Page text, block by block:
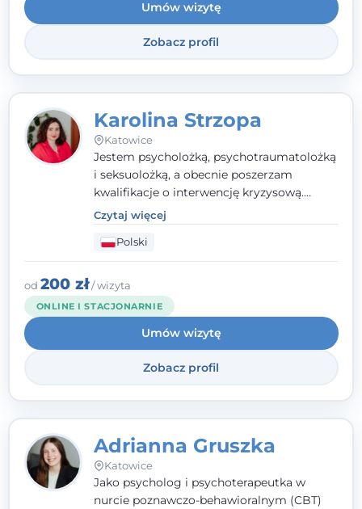
Umów wizytę
Zobacz profil
Karolina Strzopa
Katowice
Jestem psycholożką, psychotraumatolożką
i seksuolożką, a obecnie poszerzam
kwalifikacje o interwencję kryzysową.
Pracuję w nurcie terapii trzeciej fali, łącząc
metody o potwierdzonej skuteczności.
Towarzyszę młodzieży, dorosłym i parom w
radzeniu sobie z bolesnymi
doświadczeniami tak, by mogli żyć pełniej.
Czytaj więcej
Polski
od 200 zł/ wizyta
ONLINE I STACJONARNIE
Umów wizytę
Zobacz profil
Adrianna Gruszka
Katowice
Jako psycholog i psychoterapeutka w
nurcie poznawczo-behawioralnym (CBT)